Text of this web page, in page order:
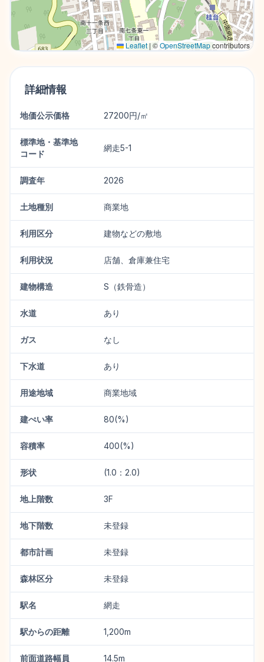
Leaflet | ©OpenStreetMapcontributors
詳細情報
地価公示価格 27200円/㎡
標準地・基準地
コード
網走5-1
調査年 2026
土地種別 商業地
利用区分 建物などの敷地
利用状況 店舗、倉庫兼住宅
建物構造 S（鉄骨造）
水道 あり
ガス なし
下水道 あり
用途地域 商業地域
建ぺい率 80(%)
容積率 400(%)
形状 (1.0：2.0)
地上階数 3F
地下階数 未登録
都市計画 未登録
森林区分 未登録
駅名 網走
駅からの距離 1,200m
前面道路幅員 14.5m